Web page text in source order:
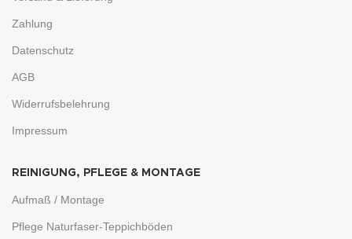
Zahlung
Datenschutz
AGB
Widerrufsbelehrung
Impressum
REINIGUNG, PFLEGE & MONTAGE
Aufmaß / Montage
Pflege Naturfaser-Teppichböden